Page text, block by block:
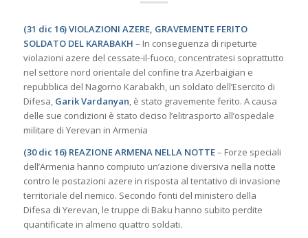
(31 dic 16) VIOLAZIONI AZERE, GRAVEMENTE FERITO
SOLDATO DEL KARABAKH – In conseguenza di ripeturte
violazioni azere del cessate-il-fuoco, concentratesi soprattutto
nel settore nord orientale del confine tra Azerbaigian e
repubblica del Nagorno Karabakh, un soldato dell’Esercito di
Difesa, Garik Vardanyan , è stato gravemente ferito. A causa
delle sue condizioni è stato deciso l’elitrasporto all’ospedale
militare di Yerevan in Armenia
(30 dic 16) REAZIONE ARMENA NELLA NOTTE– Forze speciali
dell’Armenia hanno compiuto un’azione diversiva nella notte
contro le postazioni azere in risposta al tentativo di invasione
territoriale del nemico. Secondo fonti del ministero della
Difesa di Yerevan, le truppe di Baku hanno subito perdite
quantificate in almeno quattro soldati.